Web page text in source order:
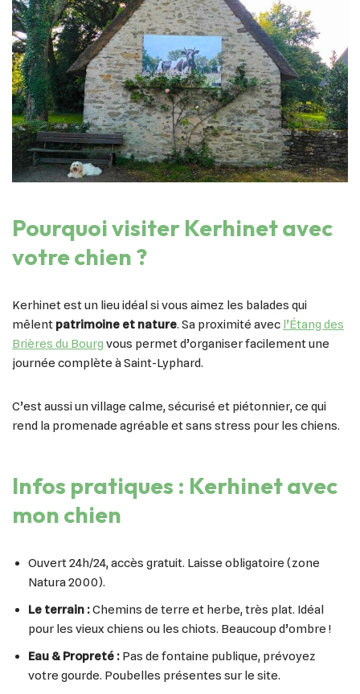
Pourquoi visiter Kerhinet avec
votre chien ?
Kerhinet est un lieu idéal si vous aimez les balades qui
mêlent patrimoine et nature. Sa proximité avec l’Étang des
Brières du Bourg vous permet d’organiser facilement une
journée complète à Saint-Lyphard.
C’est aussi un village calme, sécurisé et piétonnier, ce qui
rend la promenade agréable et sans stress pour les chiens.
Infos pratiques : Kerhinet avec
mon chien
Ouvert 24h/24, accès gratuit. Laisse obligatoire (zone
Natura 2000).
Le terrain :Chemins de terre et herbe, très plat. Idéal
pour les vieux chiens ou les chiots. Beaucoup d’ombre !
Eau & Propreté : Pas de fontaine publique, prévoyez
votre gourde. Poubelles présentes sur le site.